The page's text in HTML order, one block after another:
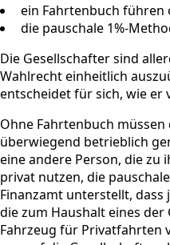
ein Fahrtenbuch führen
die pauschale 1%-
Die Gesellschafter sind
Wahlrecht einheitlich
entscheidet für sich, wie er
Ohne Fahrtenbuch
überwiegend betrieblich
eine andere Person, die zu
privat nutzen, die
Finanzamt unterstellt, dass
die zum Haushalt eines
Fahrzeug für Privatfahrten